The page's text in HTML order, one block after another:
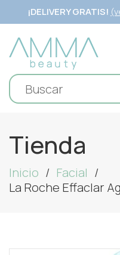
¡DELIVERY GRATIS!
Tienda
Inicio
Facial
La Roche Effaclar